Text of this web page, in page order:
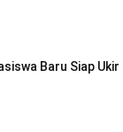
Baru Siap Ukir